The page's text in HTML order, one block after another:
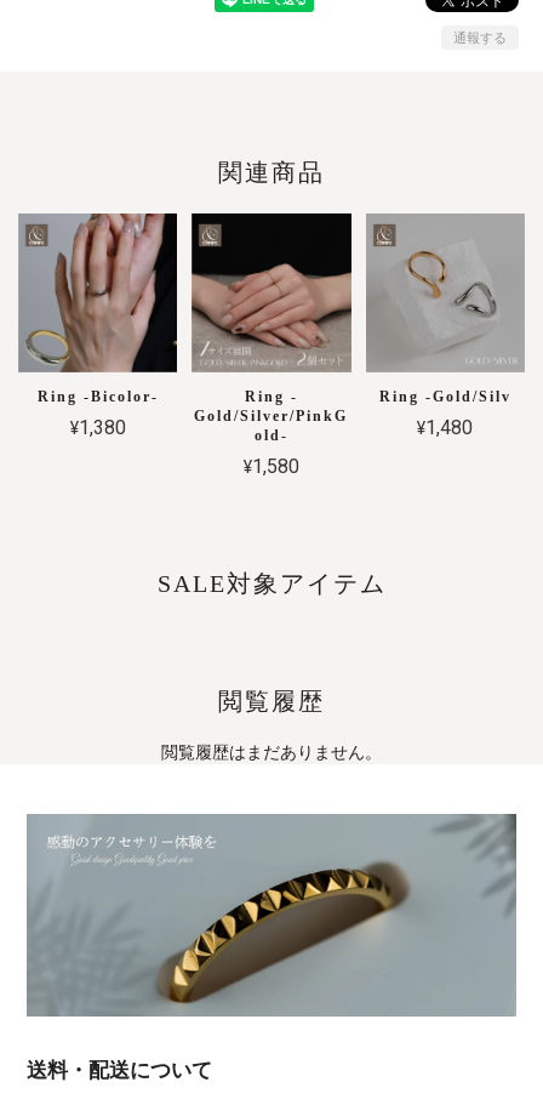
通報する
関連商品
Ring -Bicolor-
¥1,380
Ring -
Gold/Silver/PinkG
old-
¥1,580
Ring -Gold/Silv
¥1,480
SALE対象アイテム
閲覧履歴
閲覧履歴はまだありません。
送料・配送について